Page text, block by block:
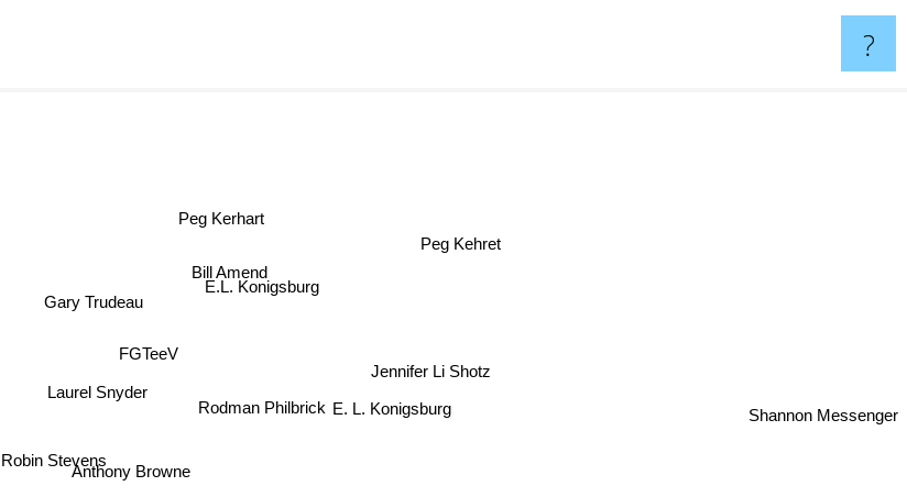
?
Rodman Philbrick
Anthony Browne
FGTeeV
Jennifer Li Shotz
E. L. Konigsburg
Robin Stevens
Gary Trudeau
Bill Amend
E.L. Konigsburg
Laurel Snyder
Peg Kerhart
Peg Kehret
Shannon Messenger